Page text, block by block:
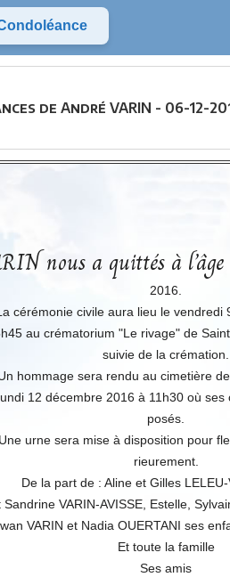
de André VARIN - 06-12-
nous a quittés à
2016.
cérémonie civile aura lieu le vendredi
au crématorium "Le rivage" de
suivie de la crémation.
hommage sera rendu au cimetière
12 décembre 2016 à 11h30 où ses
posés.
Une urne sera mise à disposition pour
rieurement.
De la part de : Aline et Gilles
Sandrine VARIN-AVISSE, Estelle,
VARIN et Nadia OUERTANI ses
Et toute la famille
Ses amis